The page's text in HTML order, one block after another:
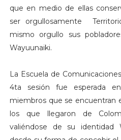
que en medio de ellas
ser orgullosamente
mismo orgullo sus
Wayuunaiki.
La Escuela de
4ta sesión fue esperada
miembros que se encuentran
los que llegaron de
valiéndose de su identidad